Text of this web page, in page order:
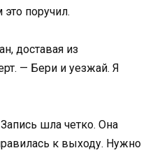
поручил.
доставая из
— Бери и уезжай. Я
шла четко. Она
к выходу. Нужно